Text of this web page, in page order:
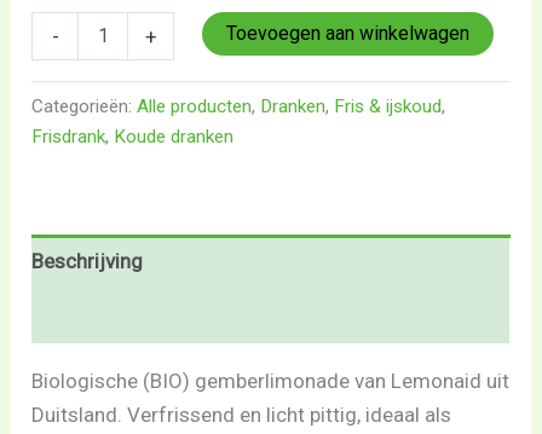
- + Toevoegen aan winkelwagen
Categorieën:Alle producten, Dranken, Fris & ijskoud,
Frisdrank, Koude dranken
Beschrijving
Biologische (BIO) gemberlimonade van Lemonaid uit
Duitsland. Verfrissend en licht pittig, ideaal als